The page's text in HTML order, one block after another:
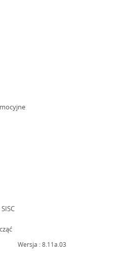
strona otwiera się w nowym oknie
Wersja : 8.11a.03